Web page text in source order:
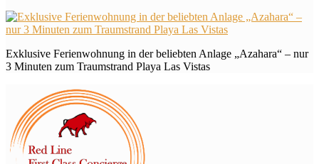
Exklusive Ferienwohnung in der beliebten Anlage „Azahara“ – nur
3 Minuten zum Traumstrand Playa Las Vistas